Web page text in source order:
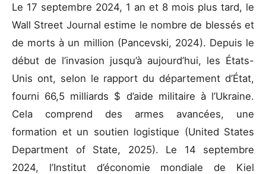
Le 17 septembre 2024, 1 an et 8 mois plus tard, le
Wall Street Journal estime le nombre de blessés et
de morts à un million (Pancevski, 2024). Depuis le
début de l’invasion jusqu’à aujourd’hui, les États-
Unis ont, selon le rapport du département d’État,
fourni 66,5 milliards $ d’aide militaire à l’Ukraine.
Cela comprend des armes avancées, une
formation et un soutien logistique (United States
Department of State, 2025). Le 14 septembre
2024, l’Institut d’économie mondiale de Kiel